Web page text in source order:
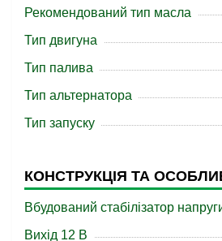
Рекомендований тип масла
Тип двигуна
Тип палива
Тип альтернатора
Тип запуску
КОНСТРУКЦІЯ ТА
Вбудований стабілізатор
Вихід 12 В